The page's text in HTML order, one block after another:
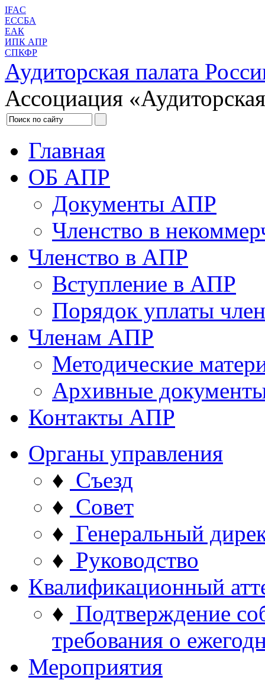
IFAC
ЕССБА
ЕАК
ИПК АПР
СПКФР
Аудиторская палата
Ассоциация
Главная
ОБ АПР
Документы АПР
Членство в
Членство в АПР
Вступление в АПР
Порядок уплаты
Членам АПР
Методические
Архивные
Контакты АПР
Органы управления
♦ Съезд
♦ Совет
♦ Генеральный
♦ Руководство
Квалификационный
♦ Подтверждение
требования о
Мероприятия